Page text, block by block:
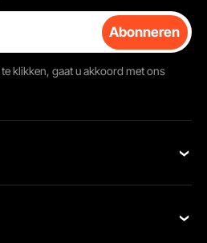
Abonneren
te klikken, gaat u akkoord met ons